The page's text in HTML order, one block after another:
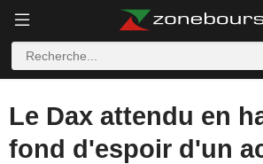
Le Dax attendu en
fond d'espoir d'un